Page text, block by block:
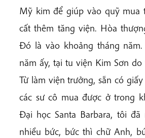
Mỹ kim để giúp vào quỹ mua
cất thêm tăng viện. Hòa
Đó là vào khoảng tháng
năm ấy, tại tu viện Kim Sơn
Từ làm viện trưởng, sẵn có
các sư cô mua được ở trong
Đại học Santa Barbara, tôi
nhiều bức, bức thì chữ Anh,